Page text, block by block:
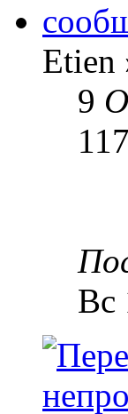
Etien
9
Вс